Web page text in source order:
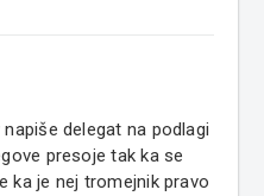
delegat na podlagi
presoje tak ka se
ka je nej tromejnik pravo